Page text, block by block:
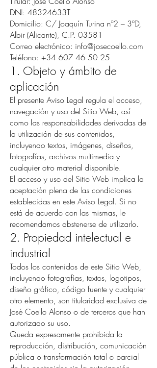
DNI: 48324633T
Domicilio: C/ Joaquín Turina nº2 – 3ºD,
Albir (Alicante), C.P. 03581
Correo electrónico: info@josecoello.com
Teléfono: +34 607 46 50 25
1. Objeto y ámbito de
aplicación
El presente Aviso Legal regula el acceso,
navegación y uso del Sitio Web, así
como las responsabilidades derivadas de
la utilización de sus contenidos,
incluyendo textos, imágenes, diseños,
fotografías, archivos multimedia y
cualquier otro material disponible.
El acceso y uso del Sitio Web implica la
aceptación plena de las condiciones
establecidas en este Aviso Legal. Si no
está de acuerdo con las mismas, le
recomendamos abstenerse de utilizarlo.
2. Propiedad intelectual e
industrial
Todos los contenidos de este Sitio Web,
incluyendo fotografías, textos, logotipos,
diseño gráfico, código fuente y cualquier
otro elemento, son titularidad exclusiva de
José Coello Alonso o de terceros que han
autorizado su uso.
Queda expresamente prohibida la
reproducción, distribución, comunicación
pública o transformación total o parcial